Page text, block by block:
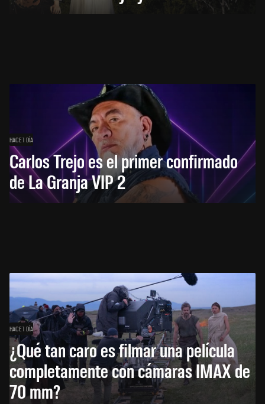
HACE 1 DÍA
Carlos Trejo es el primer confirmado
de La Granja VIP 2
HACE 1 DÍA
¿Qué tan caro es filmar una película
completamente con cámaras IMAX de
70 mm?